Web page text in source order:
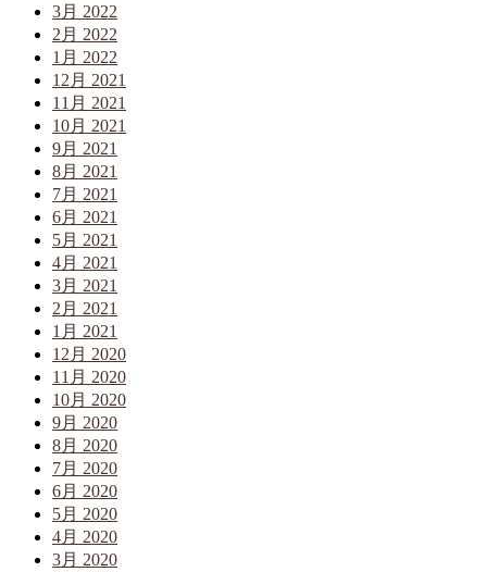
3月 2022
2月 2022
1月 2022
12月 2021
11月 2021
10月 2021
9月 2021
8月 2021
7月 2021
6月 2021
5月 2021
4月 2021
3月 2021
2月 2021
1月 2021
12月 2020
11月 2020
10月 2020
9月 2020
8月 2020
7月 2020
6月 2020
5月 2020
4月 2020
3月 2020